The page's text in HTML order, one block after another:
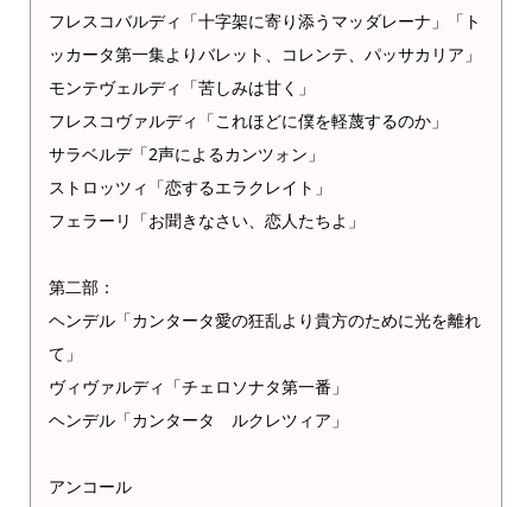
フレスコバルディ「十字架に寄り添うマッダレーナ」「ト
ッカータ第一集よりバレット、コレンテ、パッサカリア」
モンテヴェルディ「苦しみは甘く」
フレスコヴァルディ「これほどに僕を軽蔑するのか」
サラベルデ「2声によるカンツォン」
ストロッツィ「恋するエラクレイト」
フェラーリ「お聞きなさい、恋人たちよ」
第二部：
ヘンデル「カンタータ愛の狂乱より貴方のために光を離れ
て」
ヴィヴァルディ「チェロソナタ第一番」
ヘンデル「カンタータ ルクレツィア」
アンコール